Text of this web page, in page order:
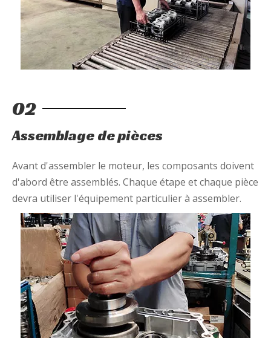
02
Assemblage de pièces
Avant d'assembler le moteur, les composants doivent
d'abord être assemblés. Chaque étape et chaque pièce
devra utiliser l'équipement particulier à assembler.